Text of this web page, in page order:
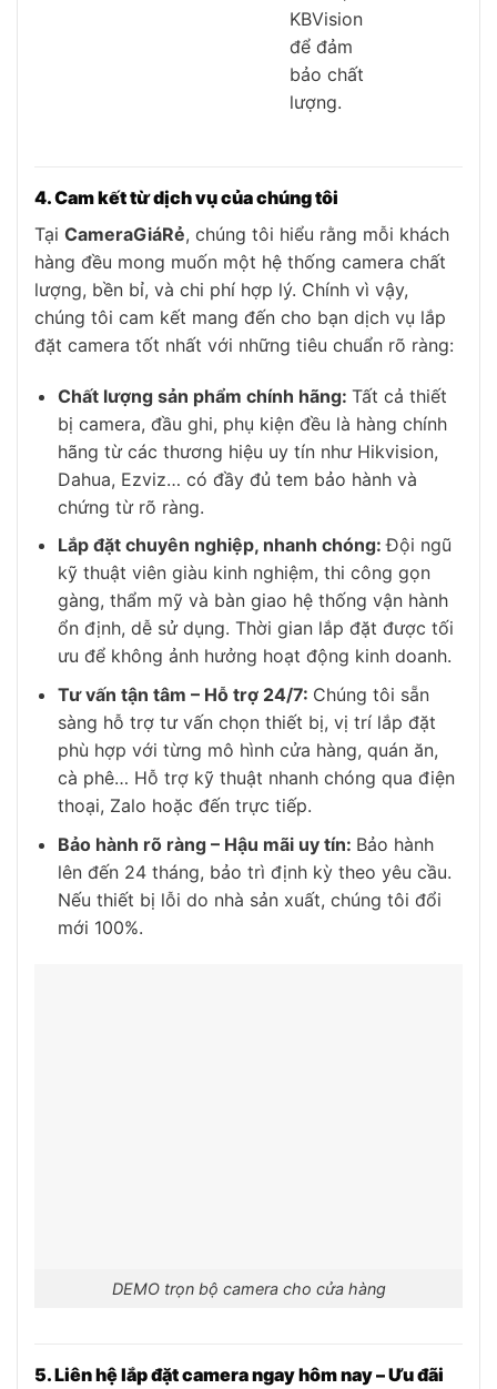
KBVision
để đảm
bảo chất
lượng.
4. Cam kết từ dịch vụ của chúng tôi
Tại CameraGiáRẻ, chúng tôi hiểu rằng mỗi khách
hàng đều mong muốn một hệ thống camera chất
lượng, bền bỉ, và chi phí hợp lý. Chính vì vậy,
chúng tôi cam kết mang đến cho bạn dịch vụ lắp
đặt camera tốt nhất với những tiêu chuẩn rõ ràng:
Chất lượng sản phẩm chính hãng: Tất cả thiết
bị camera, đầu ghi, phụ kiện đều là hàng chính
hãng từ các thương hiệu uy tín như Hikvision,
Dahua, Ezviz… có đầy đủ tem bảo hành và
chứng từ rõ ràng.
Lắp đặt chuyên nghiệp, nhanh chóng:Đội ngũ
kỹ thuật viên giàu kinh nghiệm, thi công gọn
gàng, thẩm mỹ và bàn giao hệ thống vận hành
ổn định, dễ sử dụng. Thời gian lắp đặt được tối
ưu để không ảnh hưởng hoạt động kinh doanh.
Tư vấn tận tâm – Hỗ trợ 24/7: Chúng tôi sẵn
sàng hỗ trợ tư vấn chọn thiết bị, vị trí lắp đặt
phù hợp với từng mô hình cửa hàng, quán ăn,
cà phê… Hỗ trợ kỹ thuật nhanh chóng qua điện
thoại, Zalo hoặc đến trực tiếp.
Bảo hành rõ ràng – Hậu mãi uy tín: Bảo hành
lên đến 24 tháng, bảo trì định kỳ theo yêu cầu.
Nếu thiết bị lỗi do nhà sản xuất, chúng tôi đổi
mới 100%.
DEMO trọn bộ camera cho cửa hàng
5. Liên hệ lắp đặt camera ngay hôm nay – Ưu đãi